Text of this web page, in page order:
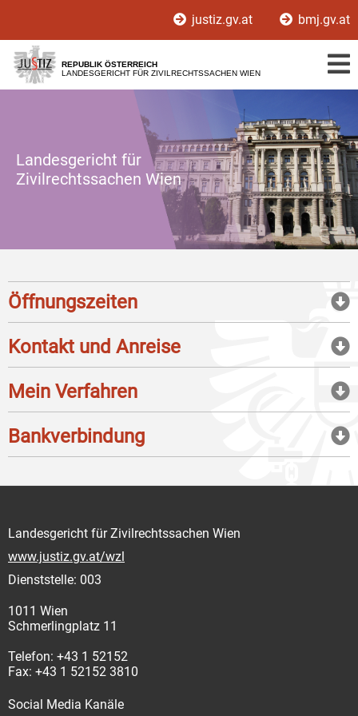
[1]
[2]
justiz.gv.at bmj.gv.at
REPUBLIK ÖSTERREICH
LANDESGERICHT FÜR ZIVILRECHTSSACHEN WIEN
Landesgericht für
Zivilrechtssachen Wien
Öffnungszeiten
Kontakt und Anreise
Mein Verfahren
Bankverbindung
Landesgericht für Zivilrechtssachen Wien
www.justiz.gv.at/wzl
Dienststelle: 003
1011 Wien
Schmerlingplatz 11
Telefon: +43 1 52152
Fax: +43 1 52152 3810
Social Media Kanäle